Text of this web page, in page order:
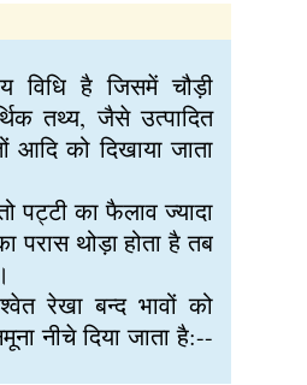
विधि है जिसमें चौड़ी
तथ्य, जैसे उत्पादित
आदि को दिखाया जाता
पट्टी का फैलाव ज्यादा
परास थोड़ा होता है तब
रेखा बन्द भावों को
नीचे दिया जाता है:--